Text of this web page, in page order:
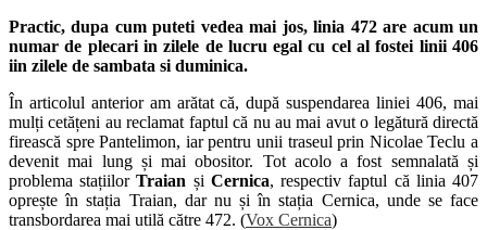
Practic, dupa cum puteti vedea mai jos, linia 472 are acum un
numar de plecari in zilele de lucru egal cu cel al fostei linii 406
iin zilele de sambata si duminica.
În articolul anterior am arătat că, după suspendarea liniei 406, mai
mulți cetățeni au reclamat faptul că nu au mai avut o legătură directă
firească spre Pantelimon, iar pentru unii traseul prin Nicolae Teclu a
devenit mai lung și mai obositor. Tot acolo a fost semnalată și
problema stațiilorTraian și Cernica, respectiv faptul că linia 407
oprește în stația Traian, dar nu și în stația Cernica, unde se face
transbordarea mai utilă către 472. (Vox Cernica)